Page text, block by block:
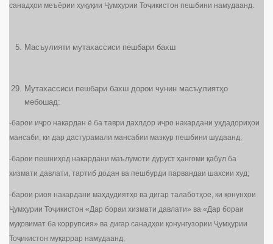
санадҳои меъёрии ҳуқуқии Ҷумҳурии Тоҷикистон пешбини намудаанд.
Масъулияти мутахассиси пешбари бахш
Мутахассиси пешбари бахш дорои чунин масъулиятҳо
мебошад:
-барои иҷро накардан ё ба таври дахлдор иҷро накардани уҳдадориҳои
мансаби, ки дар дастурамали мансабии мазкур пешбини шудаанд;
-барои пешниҳод накардани маълумоти дуруст ҳангоми қабул ба
хизмати давлати, тартиб додан ва пешбурди парвандаи шахсии худ;
-барои риоя накардани маҳдудиятҳо ва дигар талаботҳое, ки қонунҳои
Ҷумҳурии Тоҷикистон «Дар бораи хизмати давлати» ва «Дар бораи
муқовимат ба коррупсия» ва дигар санадҳои қонунгузории Ҷумҳурии
Тоҷикистон муқаррар намудаанд;